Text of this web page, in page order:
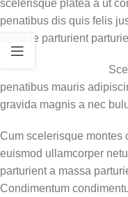
scelerisque platea a ut
penatibus dis quis felis
tristique parturient
penatibus mauris
gravida magnis a nec
Cum scelerisque montes
euismod ullamcorper
parturient a massa
Condimentum